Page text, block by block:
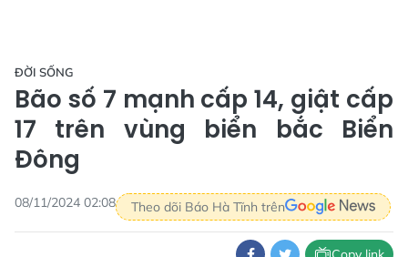
ĐỜI SỐNG
Bão số 7 mạnh cấp 14, giật cấp
17 trên vùng biển bắc Biển
Đông
08/11/2024 02:08 Theo dõi Báo Hà Tĩnh trên